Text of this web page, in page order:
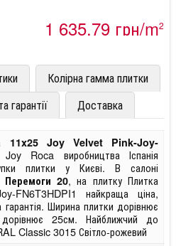
1 635,79 грн/m2
Колірна гамма плитки
гарантії Доставка
11x25 Joy Velvet Pink-Joy-
Roca виробництва Іспанія
плитки у Києві. В салоні
Перемоги 20, на плитку Плитка
FN6T3HDPI1 найкраща ціна,
Ширина плитки дорівнює
25см. Найближчий до
Classic 3015 Світло-рожевий